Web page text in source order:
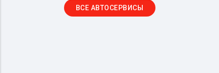
ВСЕ АВТОСЕРВИСЫ